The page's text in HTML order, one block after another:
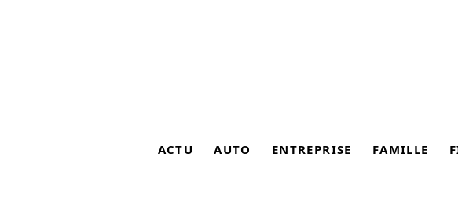
ACTU AUTO ENTREPRISE FAMILLE